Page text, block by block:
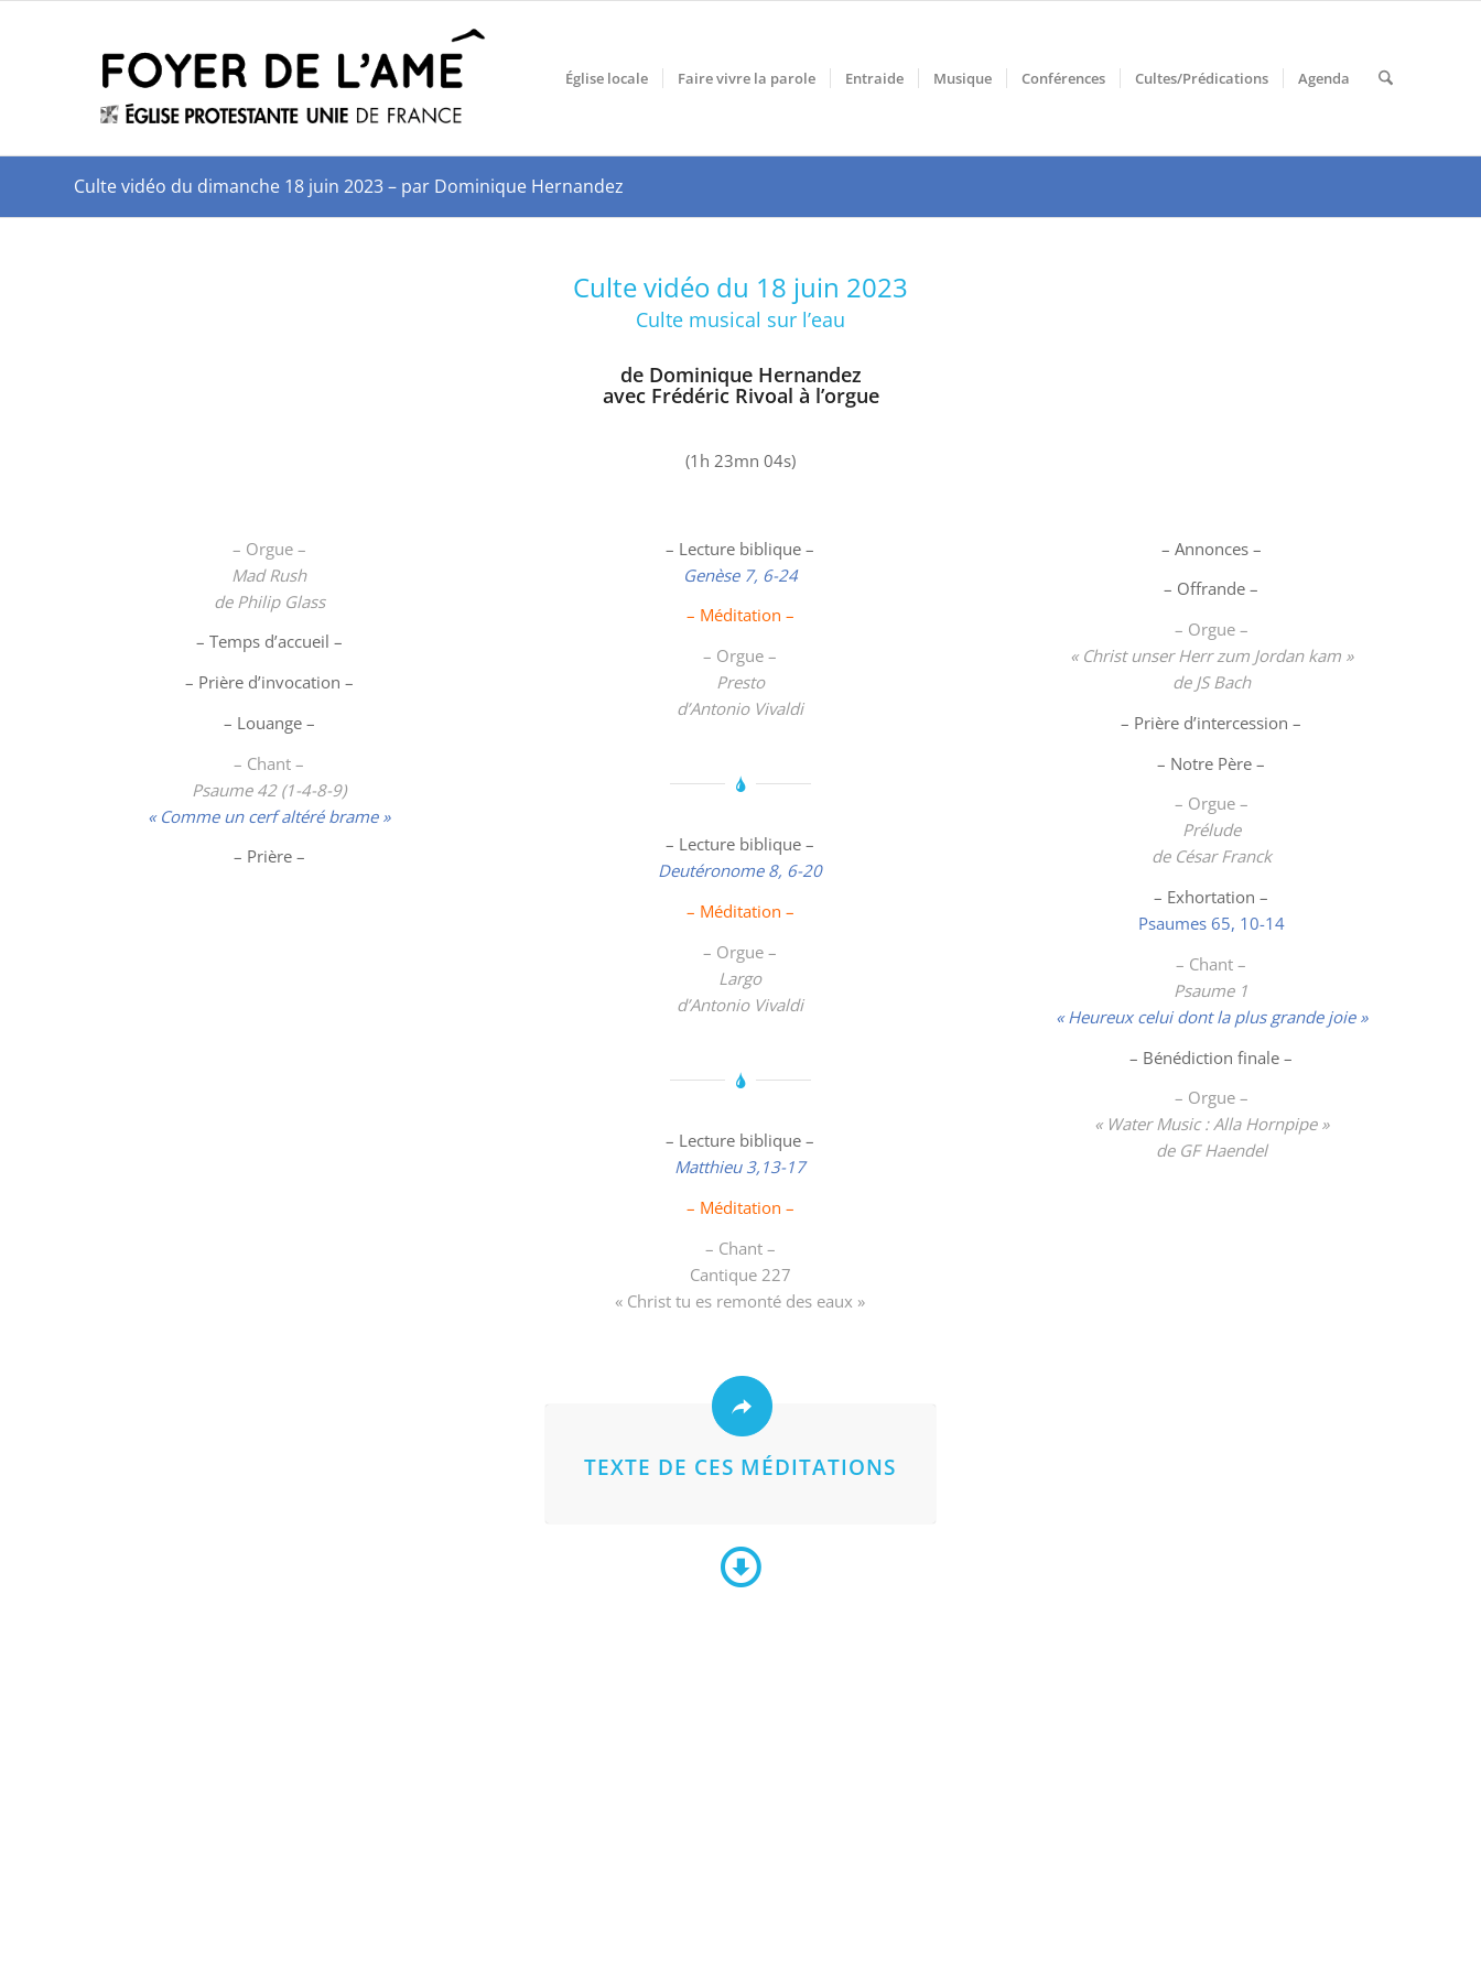
Église locale Faire vivre la parole Entraide Musique Conférences Cultes/Prédications Agenda
Culte vidéo du dimanche 18 juin 2023 – par Dominique Hernandez
Culte vidéo du 18 juin 2023
Culte musical sur l’eau
de Dominique Hernandez
avec Frédéric Rivoal à l’orgue
(1h 23mn 04s)
– Orgue –
Mad Rush
de Philip Glass
– Temps d’accueil –
– Prière d’invocation –
– Louange –
– Chant –
Psaume 42 (1-4-8-9)
« Comme un cerf altéré brame »
– Prière –
– Lecture biblique –
Genèse 7, 6-24
– Méditation –
– Orgue –
Presto
d’Antonio Vivaldi
– Lecture biblique –
Deutéronome 8, 6-20
– Méditation –
– Orgue –
Largo
d’Antonio Vivaldi
– Lecture biblique –
Matthieu 3,13-17
– Méditation –
– Chant –
Cantique 227
« Christ tu es remonté des eaux »
TEXTE DE CES MÉDITATIONS
– Annonces –
– Offrande –
– Orgue –
« Christ unser Herr zum Jordan kam »
de JS Bach
– Prière d’intercession –
– Notre Père –
– Orgue –
Prélude
de César Franck
– Exhortation –
Psaumes 65, 10-14
– Chant –
Psaume 1
« Heureux celui dont la plus grande joie »
– Bénédiction finale –
– Orgue –
« Water Music : Alla Hornpipe »
de GF Haendel